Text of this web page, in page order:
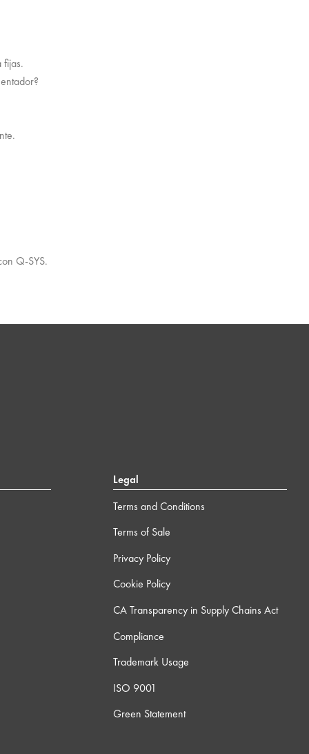
fijas.
Q-SYS.
Legal
Terms and Conditions
Terms of Sale
Privacy Policy
Cookie Policy
CA Transparency in Supply Chains Act
Compliance
Trademark Usage
ISO 9001
Green Statement